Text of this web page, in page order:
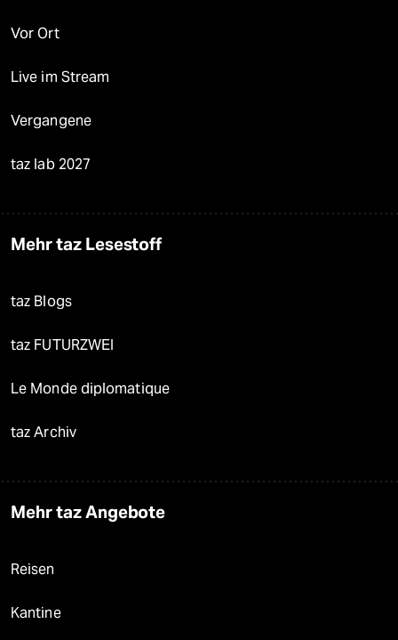
Vor Ort
Live im Stream
Vergangene
taz lab 2027
Mehr taz Lesestoff
taz Blogs
taz FUTURZWEI
Le Monde diplomatique
taz Archiv
Mehr taz Angebote
Reisen
Kantine